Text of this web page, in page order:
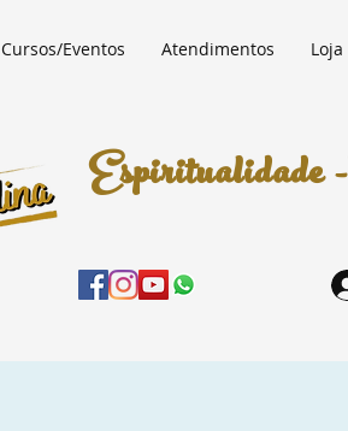
Cursos/Eventos Atendimentos Loja
Espiritualidade